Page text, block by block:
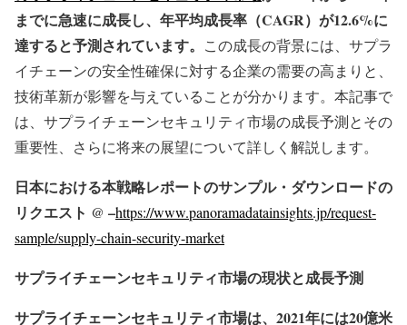
までに急速に成長し、年平均成長率（CAGR）が12.6%に
達すると予測されています。 この成長の背景には、サプラ
イチェーンの安全性確保に対する企業の需要の高まりと、
技術革新が影響を与えていることが分かります。本記事で
は、サプライチェーンセキュリティ市場の成長予測とその
重要性、さらに将来の展望について詳しく解説します。
日本における本戦略レポートのサンプル・ダウンロードの
リクエスト @ –https://www.panoramadatainsights.jp/request-
sample/supply-chain-security-market
サプライチェーンセキュリティ市場の現状と成長予測
サプライチェーンセキュリティ市場は、2021年には20億米